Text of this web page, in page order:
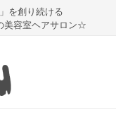
を創り続ける
美容室ヘアサロン☆